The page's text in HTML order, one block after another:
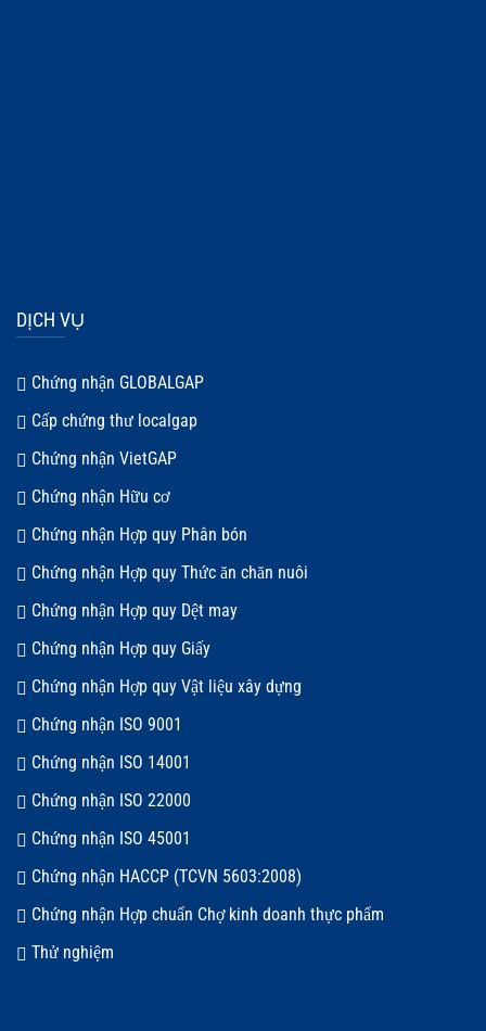
DỊCH VỤ
Chứng nhận GLOBALGAP
Cấp chứng thư localgap
Chứng nhận VietGAP
Chứng nhận Hữu cơ
Chứng nhận Hợp quy Phân bón
Chứng nhận Hợp quy Thức ăn chăn nuôi
Chứng nhận Hợp quy Dệt may
Chứng nhận Hợp quy Giấy
Chứng nhận Hợp quy Vật liệu xây dựng
Chứng nhận ISO 9001
Chứng nhận ISO 14001
Chứng nhận ISO 22000
Chứng nhận ISO 45001
Chứng nhận HACCP (TCVN 5603:2008)
Chứng nhận Hợp chuẩn Chợ kinh doanh thực phẩm
Thử nghiệm